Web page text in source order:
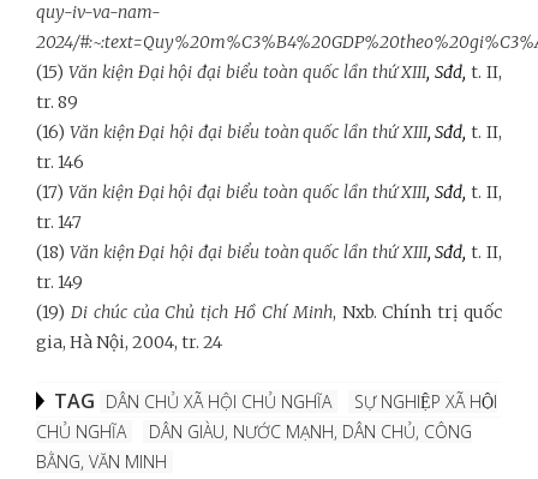
quy-iv-va-nam-
2024/
(15) Văn kiện Đại hội đại biểu toàn quốc lần thứ XIII, Sđd, t. II,
tr. 89
(16) Văn kiện Đại hội đại biểu toàn quốc lần thứ XIII, Sđd, t. II,
tr. 146
(17) Văn kiện Đại hội đại biểu toàn quốc lần thứ XIII, Sđd, t. II,
tr. 147
(18) Văn kiện Đại hội đại biểu toàn quốc lần thứ XIII, Sđd, t. II,
tr. 149
(19) Di chúc của Chủ tịch Hồ Chí Minh, Nxb. Chính trị quốc
gia, Hà Nội, 2004, tr. 24
TAG DÂN CHỦ XÃ HỘI CHỦ NGHĨA
SỰ NGHIỆP XÃ HỘI
CHỦ NGHĨA
DÂN GIÀU, NƯỚC MẠNH, DÂN CHỦ, CÔNG
BẰNG, VĂN MINH